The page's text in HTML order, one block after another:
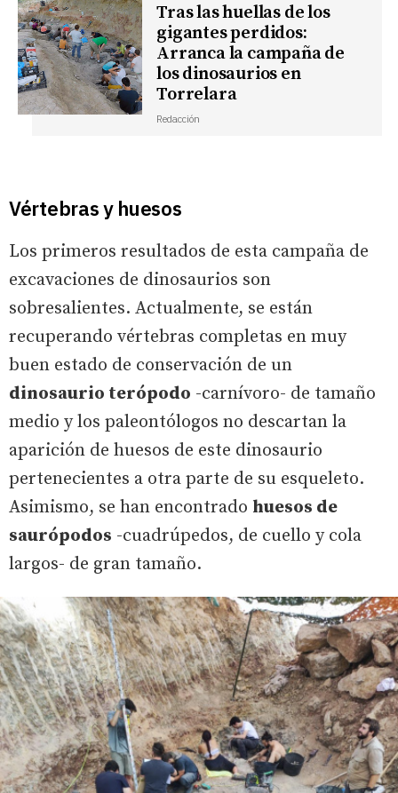
Tras las huellas de los
gigantes perdidos:
Arranca la campaña de
los dinosaurios en
Torrelara
Redacción
Vértebras y huesos
Los primeros resultados de esta campaña de
excavaciones de dinosaurios son
sobresalientes. Actualmente, se están
recuperando vértebras completas en muy
buen estado de conservación de un
dinosaurio terópodo -carnívoro- de tamaño
medio y los paleontólogos no descartan la
aparición de huesos de este dinosaurio
pertenecientes a otra parte de su esqueleto.
Asimismo, se han encontrado huesos de
saurópodos -cuadrúpedos, de cuello y cola
largos- de gran tamaño.